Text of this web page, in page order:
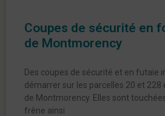
Coupes de sécurité en
de Montmorency
Des coupes de sécurité et en futaie
démarrer sur les parcelles 20 et
de Montmorency. Elles sont
frêne ainsi